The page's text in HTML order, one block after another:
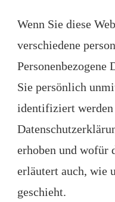
Wenn Sie diese
verschiedene
Personenbezogene
Sie persönlich
identifiziert
erhoben und wofür
erläutert auch, wie
geschieht.